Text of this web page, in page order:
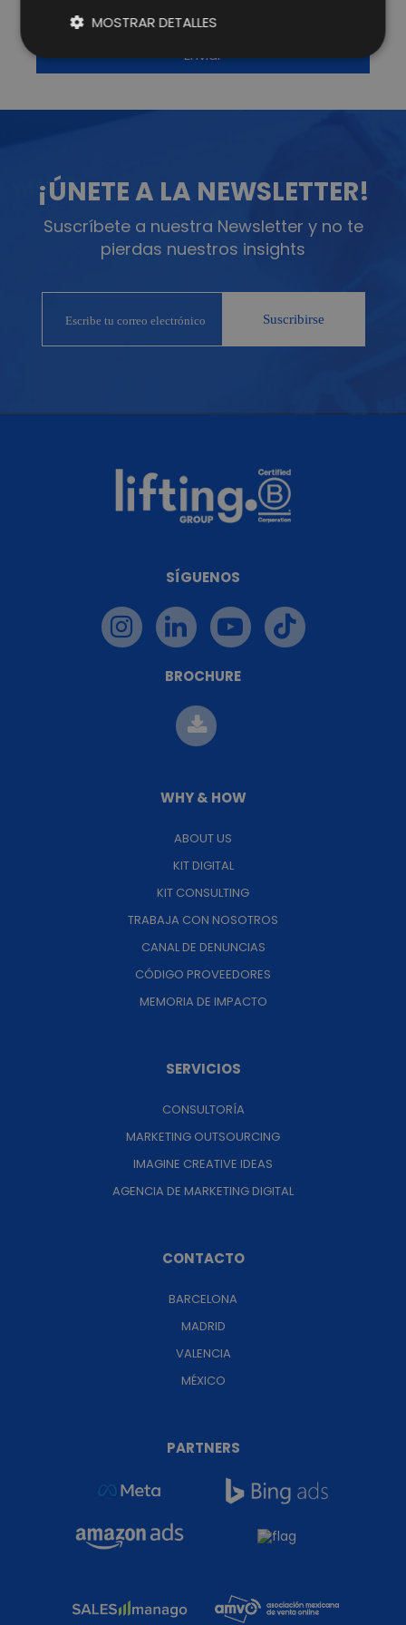
¡ÚNETE A LA NEWSLETTER!
Suscríbete a nuestra Newsletter y no te
pierdas nuestros insights
SÍGUENOS
BROCHURE
WHY & HOW
ABOUT US
KIT DIGITAL
KIT CONSULTING
TRABAJA CON NOSOTROS
CANAL DE DENUNCIAS
CÓDIGO PROVEEDORES
MEMORIA DE IMPACTO
SERVICIOS
CONSULTORÍA
MARKETING OUTSOURCING
IMAGINE CREATIVE IDEAS
AGENCIA DE MARKETING DIGITAL
CONTACTO
BARCELONA
MADRID
VALENCIA
MÉXICO
PARTNERS
MOSTRAR DETALLES